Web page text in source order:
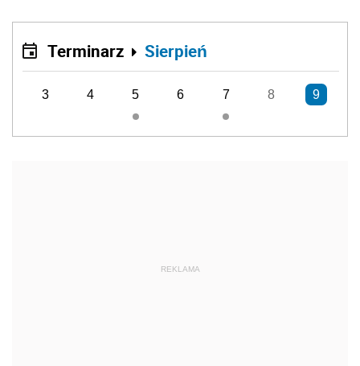
Terminarz Sierpień
3 4 5 6 7 8 9
REKLAMA